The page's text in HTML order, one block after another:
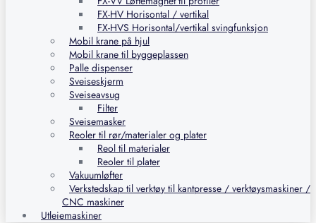
FX-HV Horisontal / vertikal
FX-HVS Horisontal/vertikal svingfunksjon
Mobil krane på hjul
Mobil krane til byggeplassen
Palle dispenser
Sveiseskjerm
Sveiseavsug
Filter
Sveisemasker
Reoler til rør/materialer og plater
Reol til materialer
Reoler til plater
Vakuumløfter
Verkstedskap til verktøy til kantpresse / verktøysmaskiner /
CNC maskiner
Utleiemaskiner